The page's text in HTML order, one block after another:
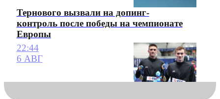
Тернового вызвали на допинг-
контроль после победы на чемпионате
Европы
22:44
6 АВГ